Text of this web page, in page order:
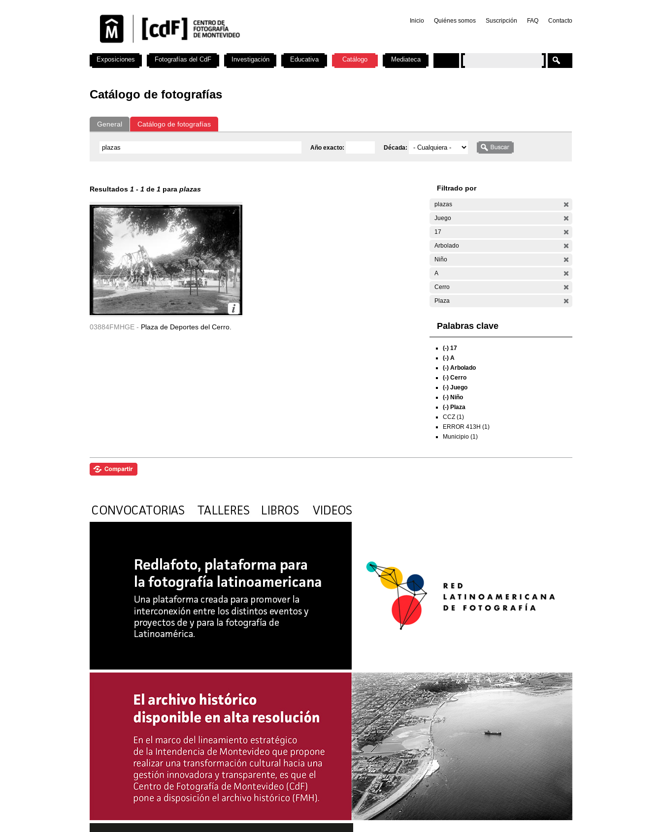
Inicio Quiénes somos Suscripción FAQ Contacto
Catálogo de fotografías
General Catálogo de fotografías
Año exacto: Década:
Resultados 1 - 1 de 1 para plazas
03884FMHGE - Plaza de Deportes del Cerro.
Filtrado por
plazas
Juego
17
Arbolado
Niño
A
Cerro
Plaza
Palabras clave
(-) 17
(-) A
(-) Arbolado
(-) Cerro
(-) Juego
(-) Niño
(-) Plaza
CCZ (1)
ERROR 413H (1)
Municipio (1)
Exposiciones Fotografías del CdF Investigación Educativa Catálogo Mediateca